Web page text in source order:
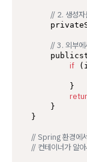
// 2. 생성자
// 3. 외부에
if
        }
    }
}
// Spring 환경에
// 컨테이너가 알